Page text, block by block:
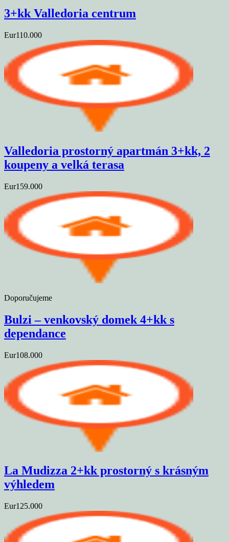
3+kk Valledoria centrum
Eur110.000
Valledoria prostorný apartmán 3+kk, 2
koupeny a velká terasa
Eur159.000
Doporučujeme
Bulzi – venkovský domek 4+kk s
dependance
Eur108.000
La Mudizza 2+kk prostorný s krásným
výhledem
Eur125.000